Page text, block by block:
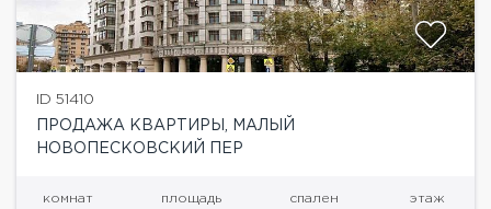
ID 51410
ПРОДАЖА КВАРТИРЫ, МАЛЫЙ
НОВОПЕСКОВСКИЙ ПЕР
комнат площадь спален этаж